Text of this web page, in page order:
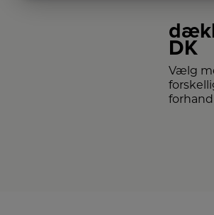
DK
Vælg